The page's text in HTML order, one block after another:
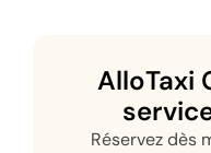
AlloTaxi
Réservez dès